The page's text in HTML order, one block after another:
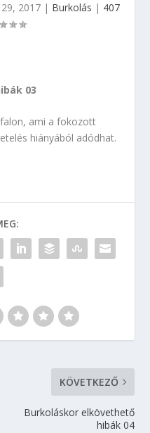
2017| Burkolás | 407
03
ami a fokozott
hiányából adódhat.
KÖVETKEZŐ
Burkoláskor elkövethető
hibák 04